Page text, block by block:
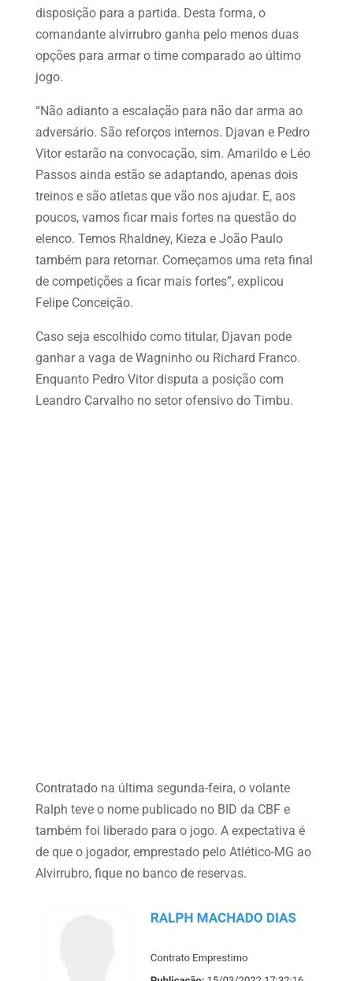
disposição para a partida. Desta forma, o
comandante alvirrubro ganha pelo menos duas
opções para armar o time comparado ao último
jogo.
“Não adianto a escalação para não dar arma ao
adversário. São reforços internos. Djavan e Pedro
Vitor estarão na convocação, sim. Amarildo e Léo
Passos ainda estão se adaptando, apenas dois
treinos e são atletas que vão nos ajudar. E, aos
poucos, vamos ficar mais fortes na questão do
elenco. Temos Rhaldney, Kieza e João Paulo
também para retornar. Começamos uma reta final
de competições a ficar mais fortes”, explicou
Felipe Conceição.
Caso seja escolhido como titular, Djavan pode
ganhar a vaga de Wagninho ou Richard Franco.
Enquanto Pedro Vitor disputa a posição com
Leandro Carvalho no setor ofensivo do Timbu.
Contratado na última segunda-feira, o volante
Ralph teve o nome publicado no BID da CBF e
também foi liberado para o jogo. A expectativa é
de que o jogador, emprestado pelo Atlético-MG ao
Alvirrubro, fique no banco de reservas.